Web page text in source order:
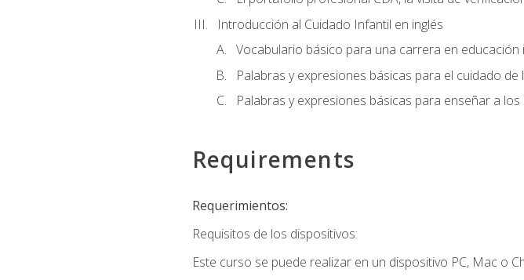
Introducción al Cuidado Infantil en inglés
Vocabulario básico para una carrera en educación
Palabras y expresiones básicas para el cuidado
Palabras y expresiones básicas para enseñar a
Requirements
Requerimientos:
Requisitos de los dispositivos:
Este curso se puede realizar en un dispositivo PC, Mac o